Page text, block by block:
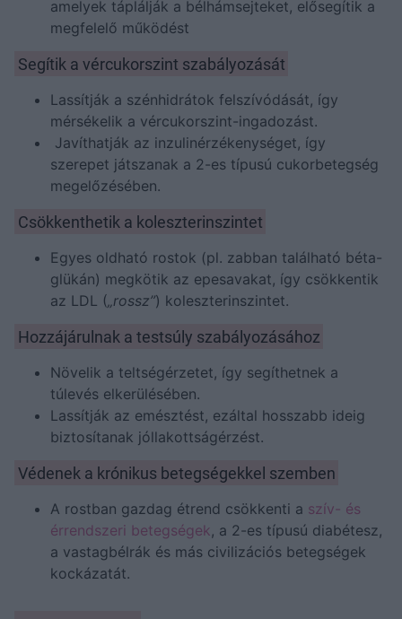
amelyek táplálják a bélhámsejteket, elősegítik a
megfelelő működést
Segítik a vércukorszint szabályozását
Lassítják a szénhidrátok felszívódását, így
mérsékelik a vércukorszint-ingadozást.
Javíthatják az inzulinérzékenységet, így
szerepet játszanak a 2-es típusú cukorbetegség
megelőzésében.
Csökkenthetik a koleszterinszintet
Egyes oldható rostok (pl. zabban található béta-
glükán) megkötik az epesavakat, így csökkentik
az LDL („rossz”) koleszterinszintet.
Hozzájárulnak a testsúly szabályozásához
Növelik a teltségérzetet, így segíthetnek a
túlevés elkerülésében.
Lassítják az emésztést, ezáltal hosszabb ideig
biztosítanak jóllakottságérzést.
Védenek a krónikus betegségekkel szemben
A rostban gazdag étrend csökkenti a szív- és
érrendszeri betegségek, a 2-es típusú diabétesz,
a vastagbélrák és más civilizációs betegségek
kockázatát.